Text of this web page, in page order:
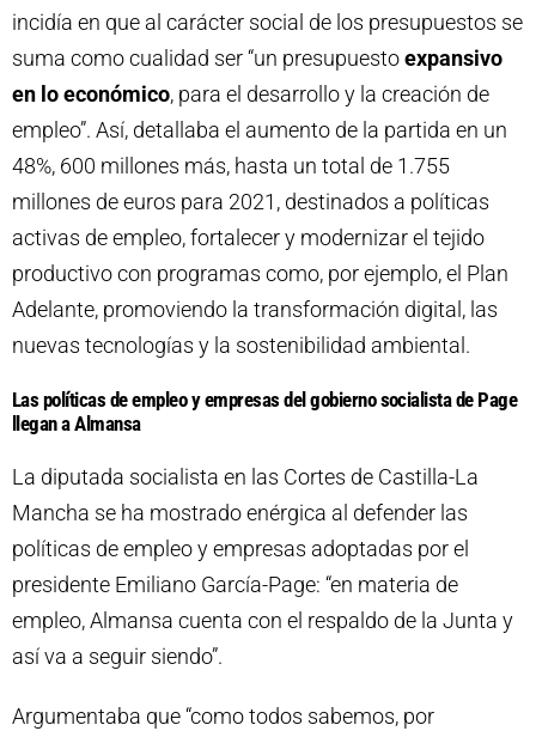
incidía en que al carácter social de los presupuestos se
suma como cualidad ser “un presupuestoexpansivo
en lo económico, para el desarrollo y la creación de
empleo”. Así, detallaba el aumento de la partida en un
48%, 600 millones más, hasta un total de 1.755
millones de euros para 2021, destinados a políticas
activas de empleo, fortalecer y modernizar el tejido
productivo con programas como, por ejemplo, el Plan
Adelante, promoviendo la transformación digital, las
nuevas tecnologías y la sostenibilidad ambiental.
Las políticas de empleo y empresas del gobierno socialista de Page
llegan a Almansa
La diputada socialista en las Cortes de Castilla-La
Mancha se ha mostrado enérgica al defender las
políticas de empleo y empresas adoptadas por el
presidente Emiliano García-Page: “en materia de
empleo, Almansa cuenta con el respaldo de la Junta y
así va a seguir siendo”.
Argumentaba que “como todos sabemos, por